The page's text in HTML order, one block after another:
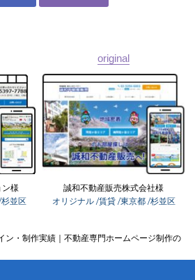
サービス一覧 プラン
6689-1791
ン様
並区
original
誠和不動産販売株式会社様
オリジナル /賃貸 /東京都 /杉並区
ン・制作実績｜不動産専門ホームページ制作の